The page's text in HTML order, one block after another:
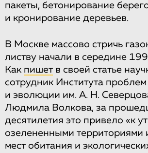
пакеты, бетонирование
и кронирование деревьев.
В Москве массово стричь
листву начали в середине
Как пишет в своей статье
сотрудник Института
и эволюции им. А. Н.
Людмила Волкова, за
десятилетия это привело «к
озелененными территориями
мест обитания и